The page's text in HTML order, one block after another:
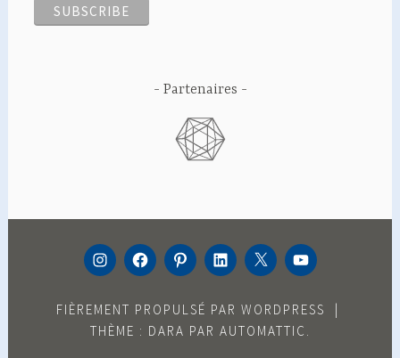
Partenaires
INSTAGRAM
FACEBOOK
PINTEREST
LINKEDIN
TWITTERYOUTUBE
FIÈREMENT PROPULSÉ PAR WORDPRESS
THÈME : DARA PAR AUTOMATTIC .